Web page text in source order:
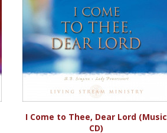
Vista rápida
I Come to Thee, Dear Lord (Music
CD)